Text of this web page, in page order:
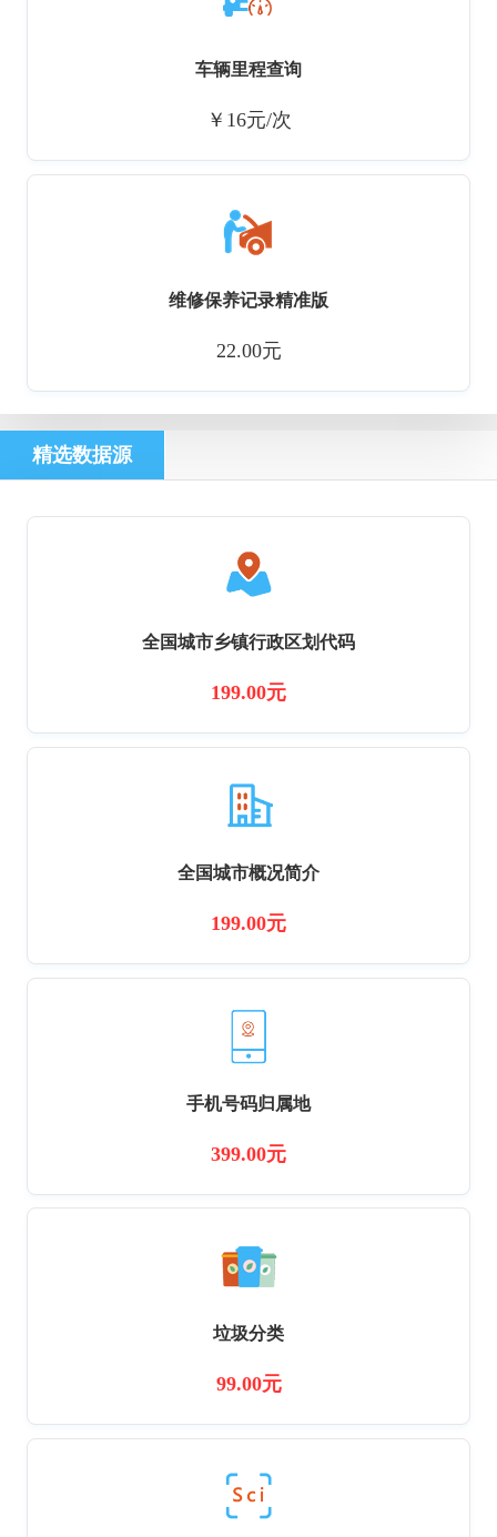
车辆里程查询
￥16元/次
维修保养记录精准版
22.00元
精选数据源
全国城市乡镇行政区划代码
199.00元
全国城市概况简介
199.00元
手机号码归属地
399.00元
垃圾分类
99.00元